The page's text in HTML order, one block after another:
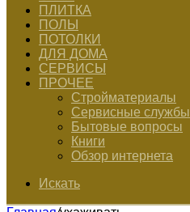
ПЛИТКА
ПОЛЫ
ПОТОЛКИ
ДЛЯ ДОМА
СЕРВИСЫ
ПРОЧЕЕ
Стройматериалы
Сервисные службы
Бытовые вопросы
Книги
Обзор интернета
Искать